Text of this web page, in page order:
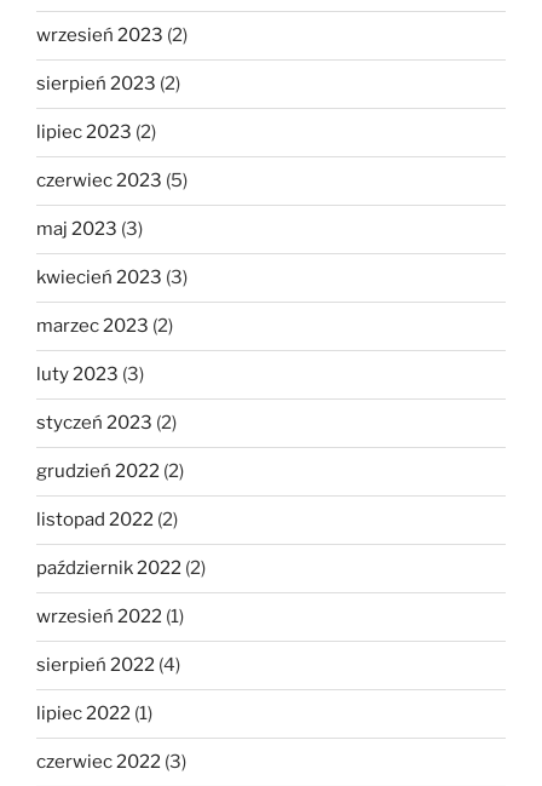
wrzesień 2023 (2)
sierpień 2023 (2)
lipiec 2023 (2)
czerwiec 2023 (5)
maj 2023 (3)
kwiecień 2023 (3)
marzec 2023 (2)
luty 2023 (3)
styczeń 2023 (2)
grudzień 2022 (2)
listopad 2022 (2)
październik 2022 (2)
wrzesień 2022 (1)
sierpień 2022 (4)
lipiec 2022 (1)
czerwiec 2022 (3)